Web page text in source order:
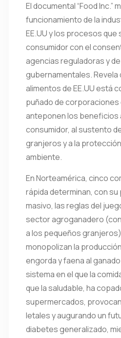
El documental “Food Inc.”
funcionamiento de la
EE.UU y los procesos que
consumidor con el
agencias reguladoras y
gubernamentales. Revela
alimentos de EE.UU está
puñado de corporaciones
anteponen los beneficios
consumidor, al sustento
granjeros y a la
ambiente.
En Norteamérica, cinco
rápida determinan, con
masivo, las reglas del
sector agroganadero
a los pequeños
monopolizan la
engorda y faena al
sistema en el que la
que la saludable, ha
supermercados,
letales y augurando un
diabetes generalizado,